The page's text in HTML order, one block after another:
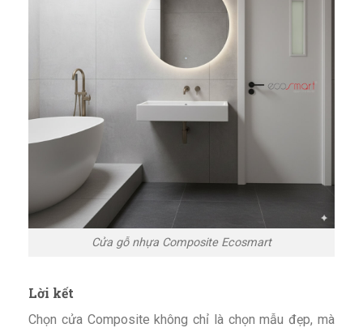
Cửa gỗ nhựa Composite Ecosmart
Lời kết
Chọn cửa Composite không chỉ là chọn mẫu đẹp, mà